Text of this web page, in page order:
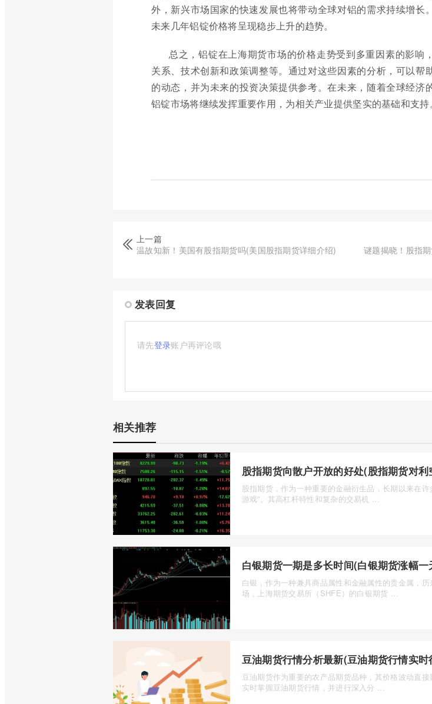
外，新兴市场国家的快速发展也将带动全球对铝的需求持续增长
未来几年铝锭价格将呈现稳步上升的趋势。
总之，铝锭在上海期货市场的价格走势受到多重因素的影响
关系、技术创新和政策调整等。通过对这些因素的分析，可以帮
的动态，并为未来的投资决策提供参考。在未来，随着全球经济
铝锭市场将继续发挥重要作用，为相关产业提供坚实的基础和支持。
上一篇
温故知新！美国有股指期货吗(美国股指期货详细介绍)
谜题揭晓！股指
发表回复
请先登录账户再评论哦
相关推荐
股指期货向散户开放的好处(股指期货对
股指期货，作为一种重要的金融衍生品，长期以来在
游戏”。其高杠杆特性和复杂的交易机 ...
白银期货一期是多长时间(白银期货涨幅
白银，作为一种兼具商品属性和金融属性的贵金属，
场，上海期货交易所（SHFE）的白银期货 ...
豆油期货行情分析最新(豆油期货行情实时
豆油期货作为重要的农产品期货品种，其价格波动直接
实时掌握豆油期货行情，并进行深入分 ...